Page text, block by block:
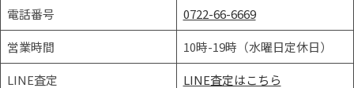
電話番号
0722-66-6669
営業時間
10時-19時（水曜日定休日）
LINE査定
LINE査定はこちら